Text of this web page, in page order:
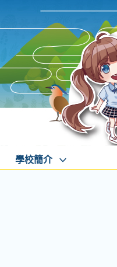
學校簡介